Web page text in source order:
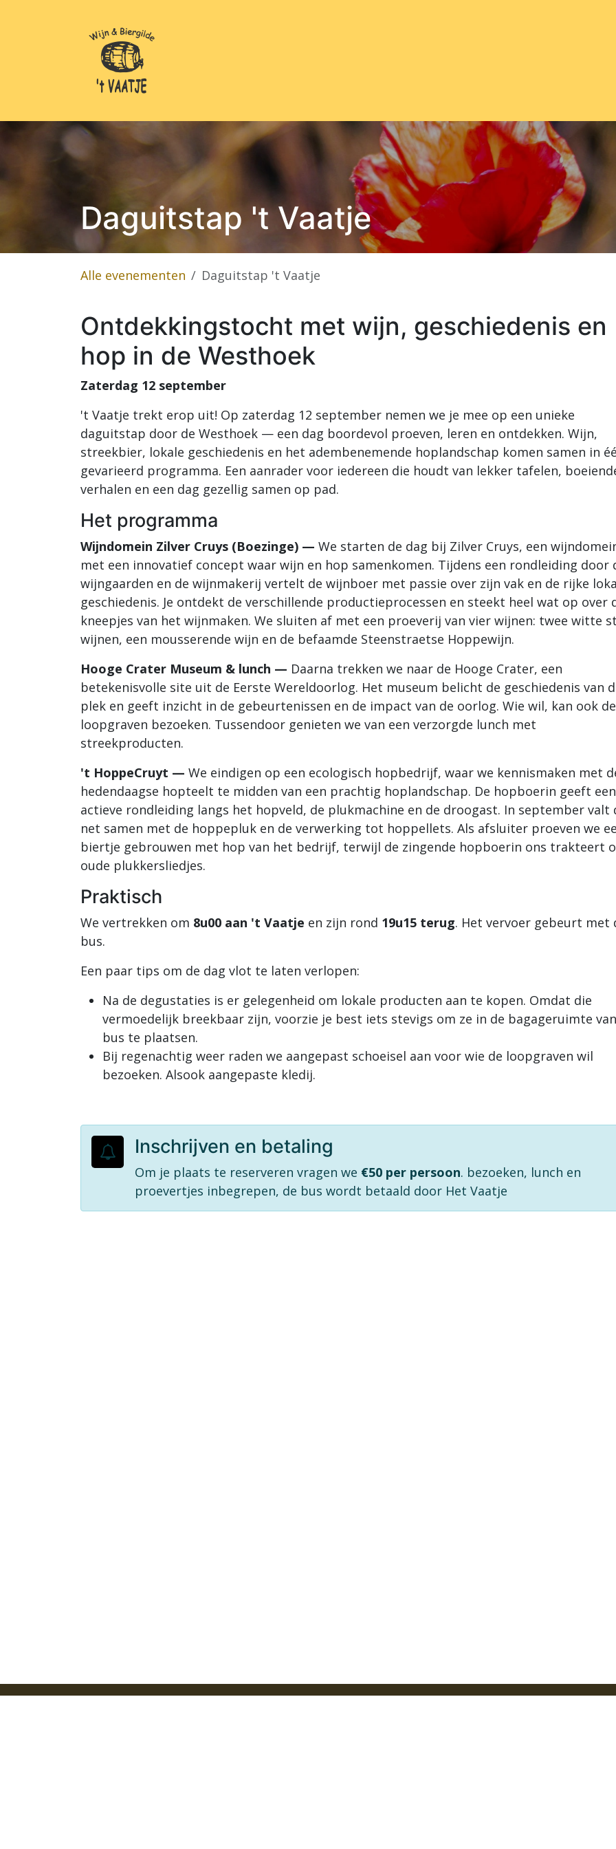
Daguitstap 't Vaatje
Alle evenementen Daguitstap 't Vaatje
Ontdekkingstocht met wijn, geschiedenis en
hop in de Westhoek
Zaterdag 12 september
't Vaatje trekt erop uit! Op zaterdag 12 september nemen we je mee op een unieke
daguitstap door de Westhoek — een dag boordevol proeven, leren en ontdekken. Wijn,
streekbier, lokale geschiedenis en het adembenemende hoplandschap komen samen in
gevarieerd programma. Een aanrader voor iedereen die houdt van lekker tafelen,
verhalen en een dag gezellig samen op pad.
Het programma
Wijndomein Zilver Cruys (Boezinge) — We starten de dag bij Zilver Cruys, een
met een innovatief concept waar wijn en hop samenkomen. Tijdens een rondleiding door
wijngaarden en de wijnmakerij vertelt de wijnboer met passie over zijn vak en de rijke
geschiedenis. Je ontdekt de verschillende productieprocessen en steekt heel wat op over
kneepjes van het wijnmaken. We sluiten af met een proeverij van vier wijnen: twee witte
wijnen, een mousserende wijn en de befaamde Steenstraetse Hoppewijn.
Hooge Crater Museum & lunch — Daarna trekken we naar de Hooge Crater, een
betekenisvolle site uit de Eerste Wereldoorlog. Het museum belicht de geschiedenis van
plek en geeft inzicht in de gebeurtenissen en de impact van de oorlog. Wie wil, kan ook de
loopgraven bezoeken. Tussendoor genieten we van een verzorgde lunch met
streekproducten.
't HoppeCruyt — We eindigen op een ecologisch hopbedrijf, waar we kennismaken met
hedendaagse hopteelt te midden van een prachtig hoplandschap. De hopboerin geeft een
actieve rondleiding langs het hopveld, de plukmachine en de droogast. In september valt
net samen met de hoppepluk en de verwerking tot hoppellets. Als afsluiter proeven we
biertje gebrouwen met hop van het bedrijf, terwijl de zingende hopboerin ons trakteert
oude plukkersliedjes.
Praktisch
We vertrekken om 8u00 aan 't Vaatje en zijn rond 19u15 terug. Het vervoer gebeurt met
bus.
Een paar tips om de dag vlot te laten verlopen:
Na de degustaties is er gelegenheid om lokale producten aan te kopen. Omdat die
vermoedelijk breekbaar zijn, voorzie je best iets stevigs om ze in de bagageruimte
bus te plaatsen.
Bij regenachtig weer raden we aangepast schoeisel aan voor wie de loopgraven wil
bezoeken. Alsook aangepaste kledij.
Inschrijven en betaling
Om je plaats te reserveren vragen we €50 per persoon. bezoeken, lunch en
proevertjes inbegrepen, de bus wordt betaald door Het Vaatje